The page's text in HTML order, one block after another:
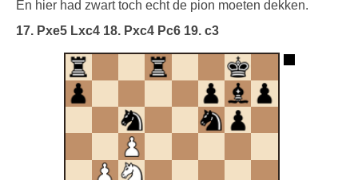
En hier had zwart toch echt de pion moeten dekken.
17. Pxe5 Lxc4 18. Pxc4 Pc6 19. c3